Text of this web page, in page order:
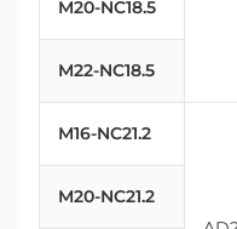
M20-NC18.5
M22-NC18.5
M16-NC21.2
M20-NC21.2